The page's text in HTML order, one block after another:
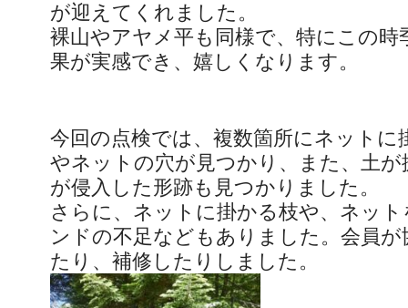
が迎えてくれました。
裸山やアヤメ平も同様で、特にこの時
果が実感でき、嬉しくなります。
今回の点検では、複数箇所にネットに
やネットの穴が見つかり、また、土
が侵入した形跡も見つかりました。
さらに、ネットに掛かる枝や、ネッ
ンドの不足などもありました。会員
たり、補修したりしました。